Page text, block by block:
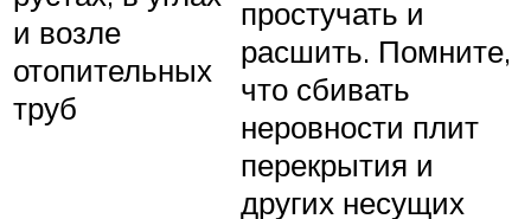
и возле
отопительных
труб
простучать и
расшить. Помните,
что сбивать
неровности плит
перекрытия и
других несущих